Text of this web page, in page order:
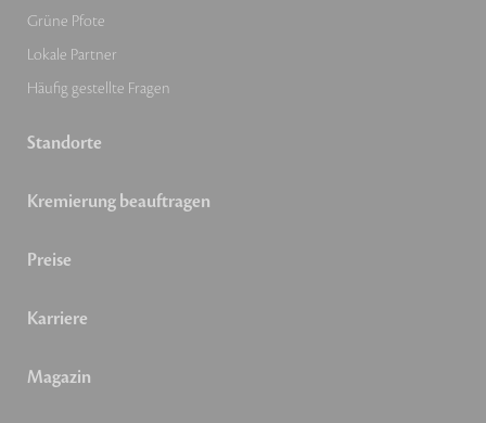
Grüne Pfote
Lokale Partner
Häufig gestellte Fragen
Standorte
Kremierung beauftragen
Preise
Karriere
Magazin